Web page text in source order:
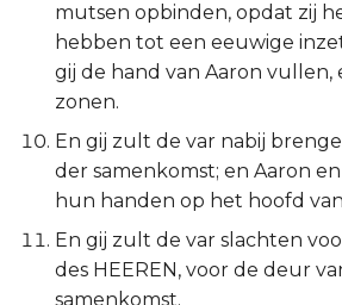
Filémon
Hebreeën
Jakobus
1 Petrus
2 Petrus
mutsen opbinden, opdat zij
hebben tot een eeuwige
gij de hand van Aaron vullen,
zonen.
En gij zult de var nabij
der samenkomst; en Aaron
hun handen op het hoofd
En gij zult de var slachten
des HEEREN, voor de deur
samenkomst.